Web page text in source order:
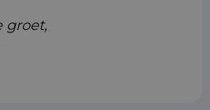
groet,